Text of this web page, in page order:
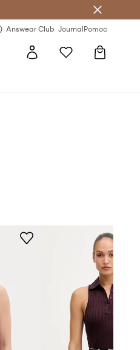
Answear Club JournalPomoc